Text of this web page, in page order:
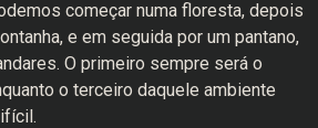
começar numa floresta, depois
e em seguida por um pantano,
O primeiro sempre será o
o terceiro daquele ambiente